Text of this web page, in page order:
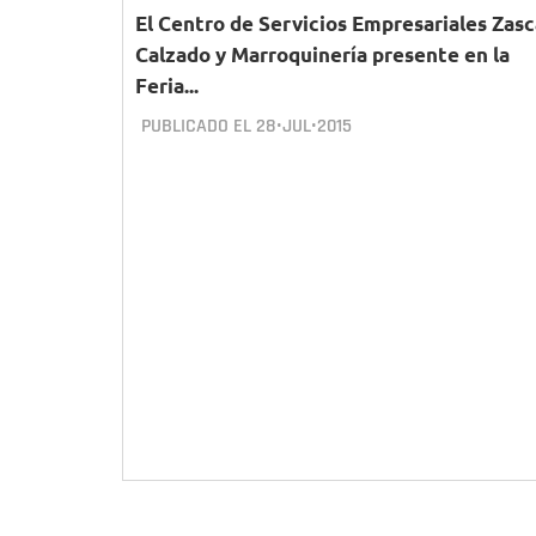
El Centro de Servicios Empresariales
Calzado y Marroquinería presente en la
Feria...
PUBLICADO EL 28•JUL•2015